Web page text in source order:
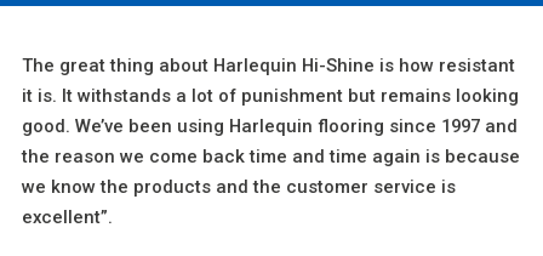
The great thing about Harlequin Hi-Shine is how resistant
it is. It withstands a lot of punishment but remains looking
good. We’ve been using Harlequin flooring since 1997 and
the reason we come back time and time again is because
we know the products and the customer service is
excellent”.